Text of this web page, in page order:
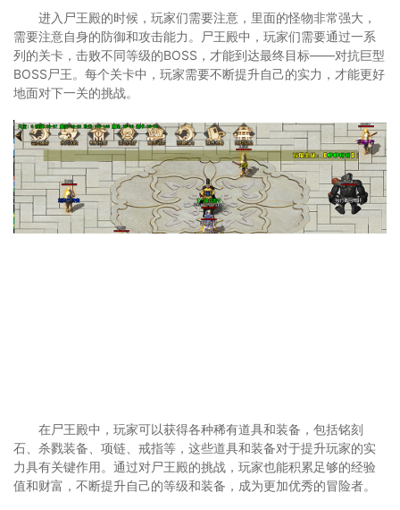
进入尸王殿的时候，玩家们需要注意，里面的怪物非常强大，
需要注意自身的防御和攻击能力。尸王殿中，玩家们需要通过一系
列的关卡，击败不同等级的BOSS，才能到达最终目标——对抗巨型
BOSS尸王。每个关卡中，玩家需要不断提升自己的实力，才能更好
地面对下一关的挑战。
在尸王殿中，玩家可以获得各种稀有道具和装备，包括铭刻
石、杀戮装备、项链、戒指等，这些道具和装备对于提升玩家的实
力具有关键作用。通过对尸王殿的挑战，玩家也能积累足够的经验
值和财富，不断提升自己的等级和装备，成为更加优秀的冒险者。